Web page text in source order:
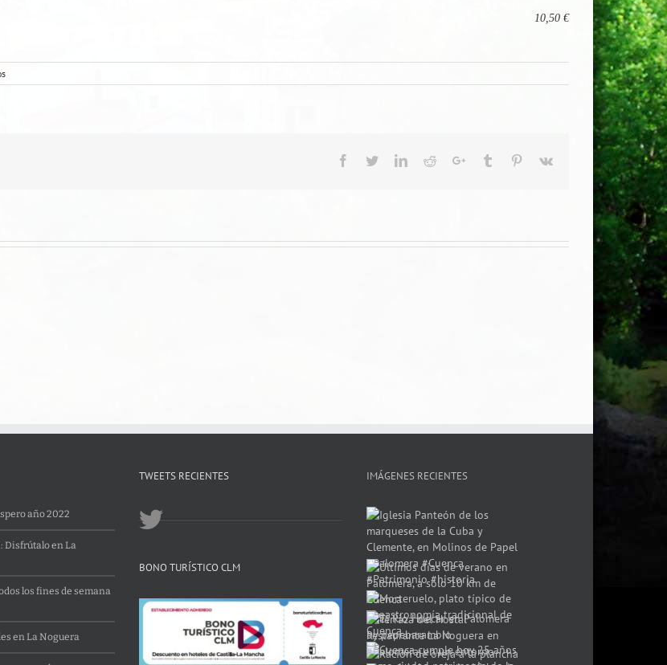
10,50 €
en
Emperador
Facebook
TwitterLinkedIn
RedditGoogle+Tumblr Pinterest
Vk
año 2022
Disfrútalo en La
los fines de semana
en La Noguera
TWEETS RECIENTES
BONO TURÍSTICO CLM
IMÁGENES RECIENTES